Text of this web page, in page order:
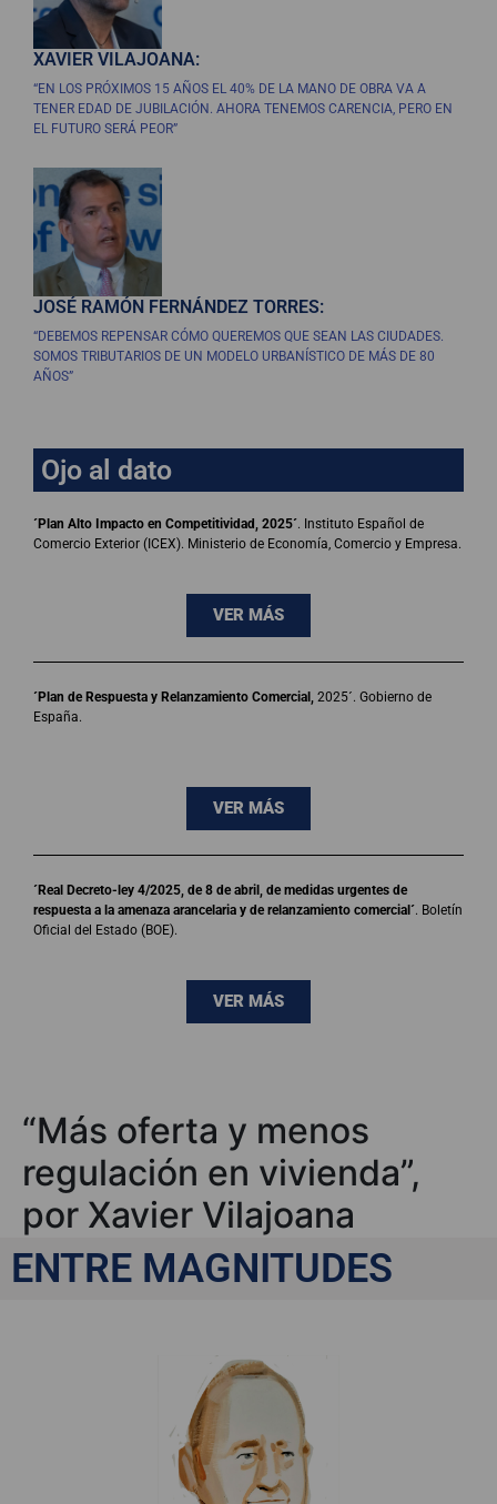
XAVIER VILAJOANA:
“EN LOS PRÓXIMOS 15 AÑOS EL 40% DE LA MANO DE OBRA VA A
TENER EDAD DE JUBILACIÓN. AHORA TENEMOS CARENCIA, PERO EN
EL FUTURO SERÁ PEOR”
JOSÉ RAMÓN FERNÁNDEZ TORRES:
“DEBEMOS REPENSAR CÓMO QUEREMOS QUE SEAN LAS CIUDADES.
SOMOS TRIBUTARIOS DE UN MODELO URBANÍSTICO DE MÁS DE 80
AÑOS”
Ojo al dato
´Plan Alto Impacto en Competitividad, 2025´. Instituto Español de
Comercio Exterior (ICEX). Ministerio de Economía, Comercio y Empresa.
VER MÁS
´Plan de Respuesta y Relanzamiento Comercial, 2025´. Gobierno de
España.
VER MÁS
´Real Decreto-ley 4/2025, de 8 de abril, de medidas urgentes de
respuesta a la amenaza arancelaria y de relanzamiento comercial´. Boletín
Oficial del Estado (BOE).
VER MÁS
“Más oferta y menos
regulación en vivienda”,
por Xavier Vilajoana
Eduardo
ENTRE MAGNITUDES